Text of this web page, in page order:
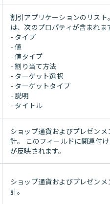
割引アプリケーションのリス
は、次のプロパティが含まれま
- タイプ
- 値
- 値タイプ
- 割り当て方法
- ターゲット選択
- ターゲットタイプ
- 説明
- タイトル
ショップ通貨およびプレゼン
計。 このフィールドに関連付
が反映されます。
ショップ通貨およびプレゼン
計。